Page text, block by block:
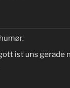
ist uns gerade